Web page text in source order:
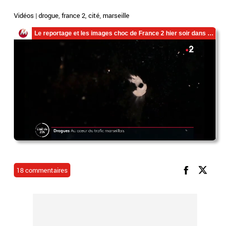
Vidéos |drogue,france 2,cité,marseille
18 commentaires